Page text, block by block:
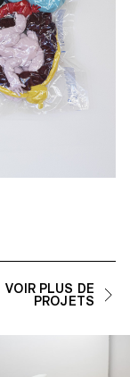
VOIR PLUS DE
PROJETS